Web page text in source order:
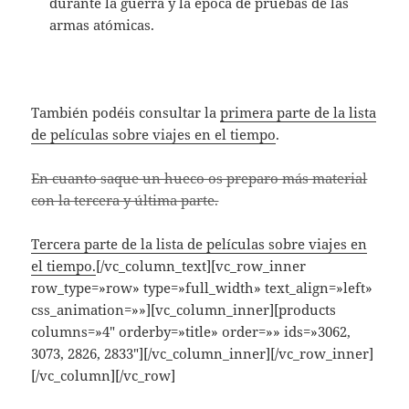
armas atómicas.
También podéis consultar laprimera parte de la lista
de películas sobre viajes en el tiempo.
En cuanto saque un hueco os preparo más material
con la tercera y última parte.
Tercera parte de la lista de películas sobre viajes en
el tiempo.[/vc_column_text][vc_row_inner
row_type=»row» type=»full_width» text_align=»left»
css_animation=»»][vc_column_inner][products
columns=»4″ orderby=»title» order=»» ids=»3062,
3073, 2826, 2833″][/vc_column_inner][/vc_row_inner]
[/vc_column][/vc_row]